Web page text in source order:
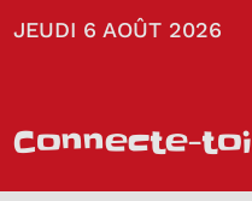
JEUDI 6 AOÛT 2026
Connecte-toi